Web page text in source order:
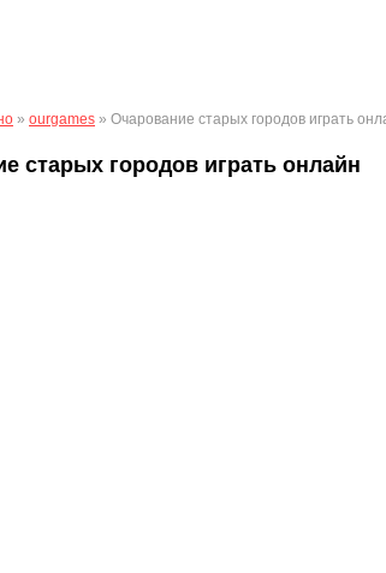
» ourgames » Очарование старых городов играть
старых городов играть онлайн